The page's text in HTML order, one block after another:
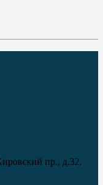
пр., д.32.